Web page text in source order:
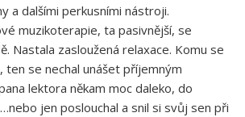
a dalšími perkusními nástroji.
muzikoterapie, ta pasivnější, se
Nastala zasloužená relaxace. Komu se
ten se nechal unášet příjemným
lektora někam moc daleko, do
jen poslouchal a snil si svůj sen při